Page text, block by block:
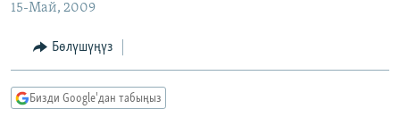
МАДАНИЯТ
ТВ ПРОГРАММАЛАР
БҮГҮН АЗАТТЫКТА
ПОДКАСТ
15-Май, 2009
Бөлүшүңүз
Бизди Google'дан табыңыз